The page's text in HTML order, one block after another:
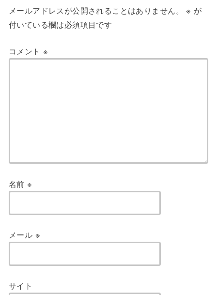
メールアドレスが公開されることはありません。 ※ が
付いている欄は必須項目です
コメント ※
名前※
メール ※
サイト